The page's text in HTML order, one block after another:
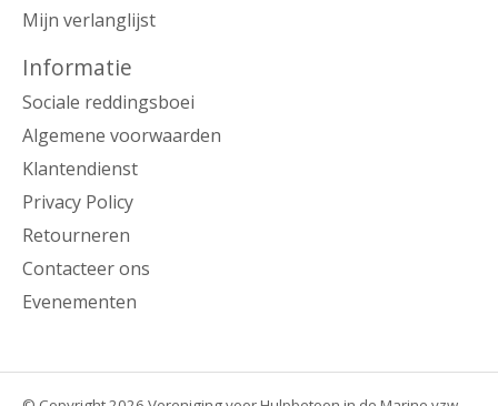
Mijn verlanglijst
Informatie
Sociale reddingsboei
Algemene voorwaarden
Klantendienst
Privacy Policy
Retourneren
Contacteer ons
Evenementen